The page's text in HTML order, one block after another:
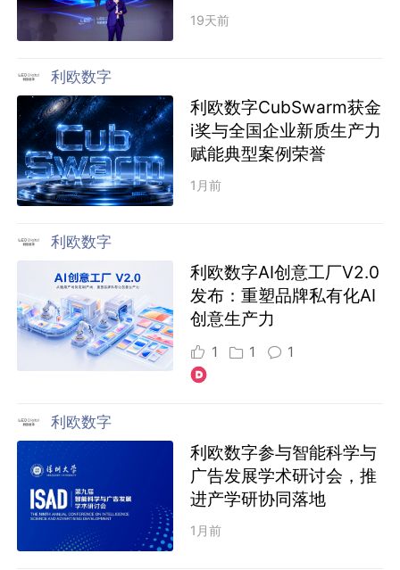
19天前
利欧数字
利欧数字CubSwarm获金
i奖与全国企业新质生产力
赋能典型案例荣誉
1月前
利欧数字
利欧数字AI创意工厂V2.0
发布：重塑品牌私有化AI
创意生产力
1 1 1
利欧数字
利欧数字参与智能科学与
广告发展学术研讨会，推
进产学研协同落地
1月前